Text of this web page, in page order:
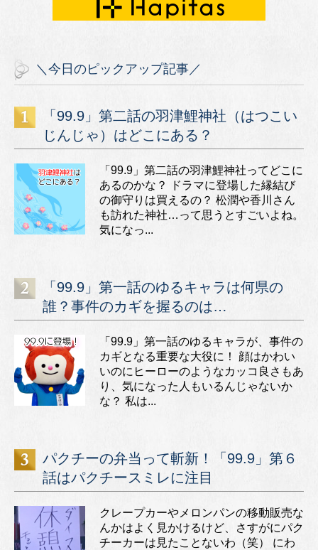
＼今日のピックアップ記事／
「99.9」第二話の羽津鯉神社（はつこい
じんじゃ）はどこにある？
「99.9」第二話の羽津鯉神社ってどこに
あるのかな？ ドラマに登場した縁結び
の御守りは買えるの？ 松潤や香川さん
も訪れた神社…って思うとすごいよね。
気になっ...
「99.9」第一話のゆるキャラは何県の
誰？事件のカギを握るのは…
「99.9」第一話のゆるキャラが、事件の
カギとなる重要な大役に！ 顔はかわい
いのにヒーローのようなカッコ良さもあ
り、気になった人もいるんじゃないか
な？ 私は...
パクチーの弁当って斬新！「99.9」第６
話はパクチースミレに注目
クレープカーやメロンパンの移動販売な
んかはよく見かけるけど、さすがにパク
チーカーは見たことないわ（笑） にわ